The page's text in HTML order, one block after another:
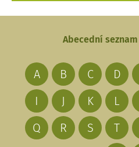
Abecední
A B C D
I
J K L
Q
R S T